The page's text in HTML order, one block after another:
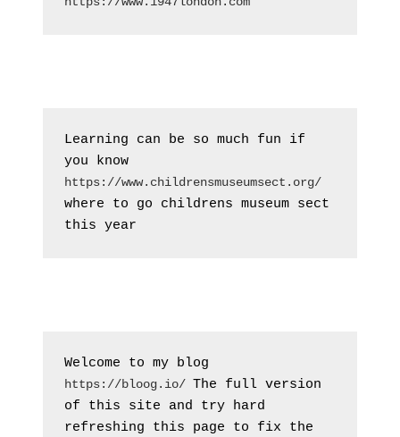
Learning can be so much fun if
https://www.childrensmuseumsect.org/
where to go childrens museum sect
this year
https://bloog.io/ The full version
of this site and try hard
refreshing this page to fix the